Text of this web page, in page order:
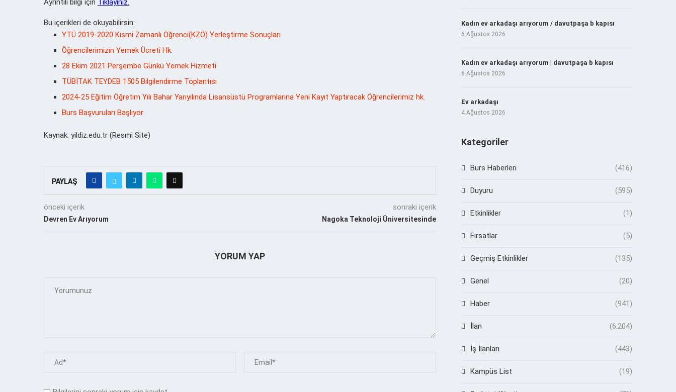
Ayrıntılı bilgi için Tıklayınız.
Bu içerikleri de okuyabilirsin:
YTÜ 2019-2020 Kısmi Zamanlı Öğrenci(KZÖ) Yerleştirme Sonuçları
Öğrencilerimizin Yemek Ücreti Hk.
28 Ekim 2021 Perşembe Günkü Yemek Hizmeti
TÜBİTAK TEYDEB 1505 Bilgilendirme Toplantısı
2024-25 Eğitim Öğretim Yılı Bahar Yarıyılında Lisansüstü Programlarına Yeni Kayıt Yaptıracak Öğrencilerimiz hk.
Burs Başvuruları Başlıyor
Kaynak: yildiz.edu.tr (Resmi Site)
PAYLAŞ
önceki içerik
Devren Ev Arıyorum
sonraki içerik
Nagoka Teknoloji Üniversitesinde
YORUM YAP
Kadın ev arkadaşı arıyorum / davutpaşa b kapısı
6 Ağustos 2026
Kadın ev arkadaşı arıyorum | davutpaşa b kapısı
6 Ağustos 2026
Ev arkadaşı
4 Ağustos 2026
Kategoriler
Burs Haberleri (416)
Duyuru (595)
Etkinlikler (1)
Fırsatlar (5)
Geçmiş Etkinlikler (135)
Genel (20)
Haber (941)
İlan (6.204)
İş İlanları (443)
Kampüs List (19)